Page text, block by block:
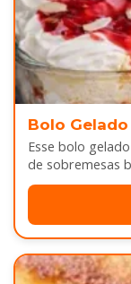
Bolo
Esse bolo
de sobremesas
camadas de